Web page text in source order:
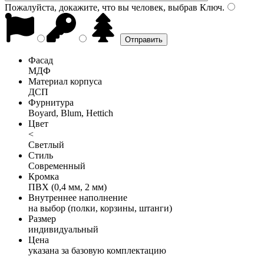
Пожалуйста, докажите, что вы человек, выбрав Ключ.
Фасад
МДФ
Материал корпуса
ДСП
Фурнитура
Boyard, Blum, Hettich
Цвет
<
Светлый
Стиль
Современный
Кромка
ПВХ (0,4 мм, 2 мм)
Внутреннее наполнение
на выбор (полки, корзины, штанги)
Размер
индивидуальный
Цена
указана за базовую комплектацию